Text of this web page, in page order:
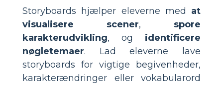
Storyboards hjælper eleverne med at
visualisere scener, spore
karakterudvikling, og identificere
nøgletemaer. Lad eleverne lave
storyboards for vigtige begivenheder,
karakterændringer eller vokabularord